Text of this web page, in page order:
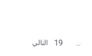
...
19 التالي